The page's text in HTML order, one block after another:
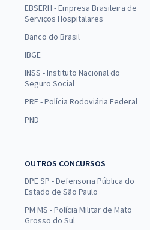
EBSERH - Empresa Brasileira de
Serviços Hospitalares
Banco do Brasil
IBGE
INSS - Instituto Nacional do
Seguro Social
PRF - Polícia Rodoviária Federal
PND
OUTROS CONCURSOS
DPE SP - Defensoria Pública do
Estado de São Paulo
PM MS - Polícia Militar de Mato
Grosso do Sul